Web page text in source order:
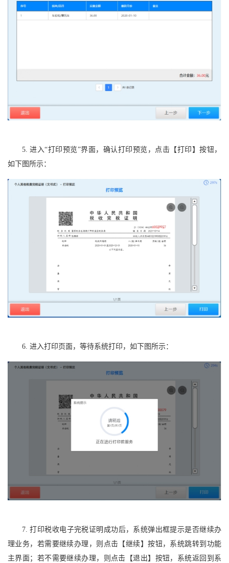
5. 进入“打印预览”界面，确认打印预览，点击【打印】按钮，
如下图所示：
6. 进入打印页面，等待系统打印，如下图所示：
7. 打印税收电子完税证明成功后，系统弹出框提示是否继续办
理业务，若需要继续办理，则点击【继续】按钮，系统跳转到功能
主界面；若不需要继续办理，则点击【退出】按钮，系统返回到系